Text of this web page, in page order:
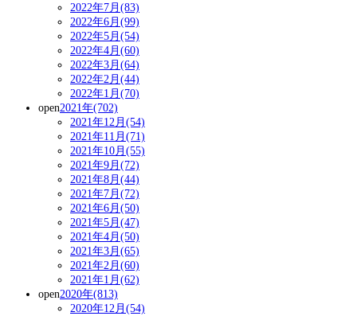
2022年7月(83)
2022年6月(99)
2022年5月(54)
2022年4月(60)
2022年3月(64)
2022年2月(44)
2022年1月(70)
open2021年(702)
2021年12月(54)
2021年11月(71)
2021年10月(55)
2021年9月(72)
2021年8月(44)
2021年7月(72)
2021年6月(50)
2021年5月(47)
2021年4月(50)
2021年3月(65)
2021年2月(60)
2021年1月(62)
open2020年(813)
2020年12月(54)